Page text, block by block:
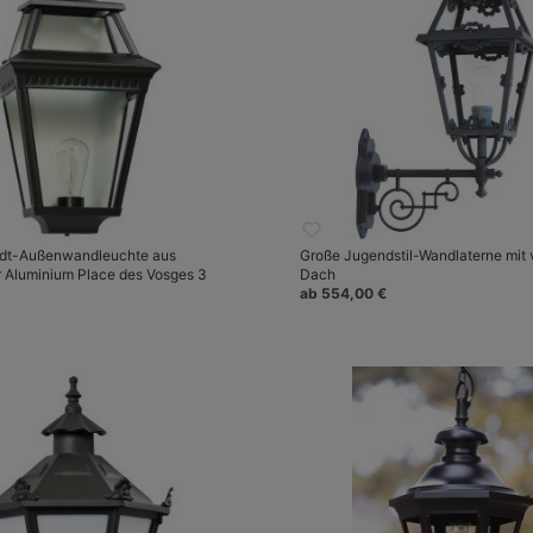
Außenwandleuchte aus
Place des Vosges 3
Große Jugendstil-Wandlaterne mit
Dach
ab 554,00 €